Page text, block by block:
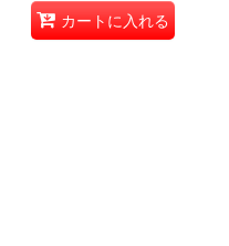
カートに入れる